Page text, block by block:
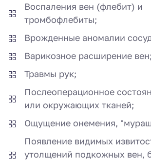
Воспаления вен (флебит) и
тромбофлебиты;
Врожденные аномалии
Варикозное расширение вен;
Травмы рук;
Послеоперационное
или окружающих тканей;
Ощущение онемения,
Появление видимых
утолщений подкожных вен,